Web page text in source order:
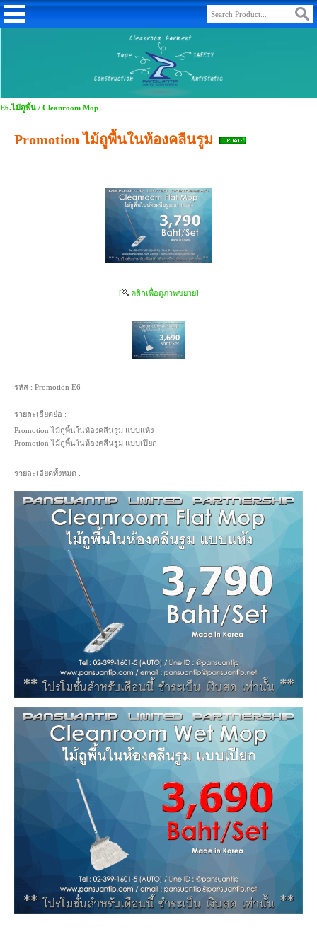
E6.ไม้ถูพื้น / Cleanroom Mop
Promotion ไม้ถูพื้นในห้องคลีนรูม
[ คลิกเพื่อดูภาพขยาย]
รหัส : Promotion E6
รายละเอียดย่อ :
Promotion ไม้ถูพื้นในห้องคลีนรูม แบบแห้ง
Promotion ไม้ถูพื้นในห้องคลีนรูม แบบเปียก
รายละเอียดทั้งหมด :